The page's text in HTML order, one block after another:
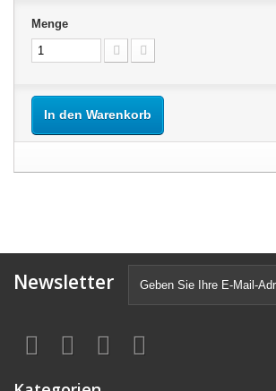
Menge
In den Warenkorb
Newsletter